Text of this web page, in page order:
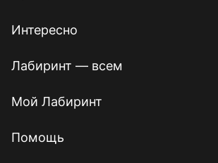
Интересно
Лабиринт — всем
Мой Лабиринт
Помощь